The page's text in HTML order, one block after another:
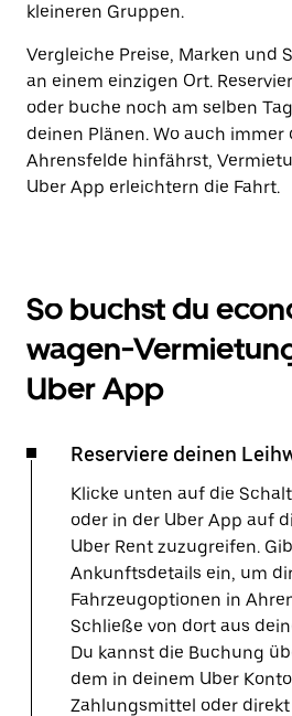
kleineren Gruppen.
Vergleiche Preise, Marken und
an einem einzigen Ort.
oder buche noch am selben
deinen Plänen. Wo auch immer
Ahrensfelde hinfährst,
Uber App erleichtern die Fahrt.
So buchst du
wagen-
Uber App
Reserviere deinen
Klicke unten auf die
oder in der Uber App auf
Uber Rent zuzugreifen.
Ankunftsdetails ein, um
Fahrzeugoptionen in
Schließe von dort aus
Du kannst die Buchung
dem in deinem Uber
Zahlungsmittel oder